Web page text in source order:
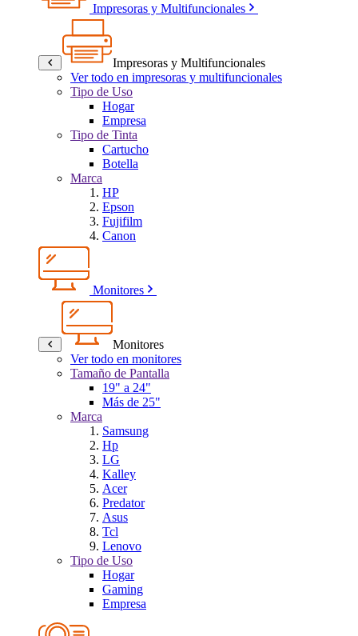
Impresoras y Multifuncionales
Impresoras y Multifuncionales
Ver todo en impresoras y multifuncionales
Tipo de Uso
Hogar
Empresa
Tipo de Tinta
Cartucho
Botella
Marca
HP
Epson
Fujifilm
Canon
Monitores
Monitores
Ver todo en monitores
Tamaño de Pantalla
19" a 24"
Más de 25"
Marca
Samsung
Hp
LG
Kalley
Acer
Predator
Asus
Tcl
Lenovo
Tipo de Uso
Hogar
Gaming
Empresa